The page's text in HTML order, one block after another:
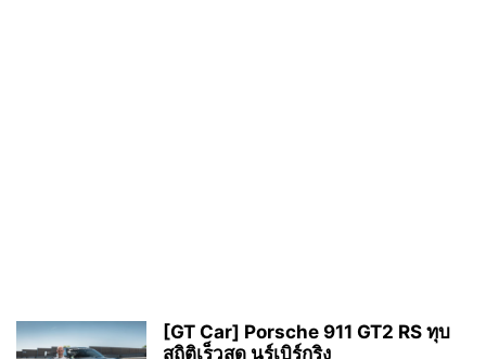
[GT Car] Porsche 911 GT2 RS ทุบ
สถิติเร็วสุด นูร์เบิร์กริง